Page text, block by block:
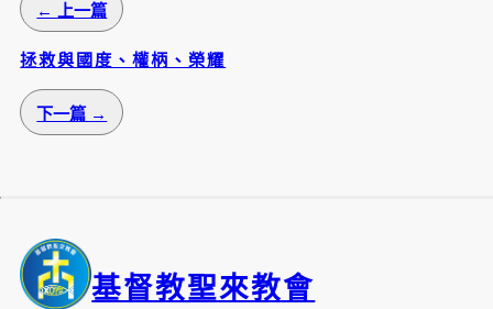
← 上一篇
拯救與國度、權柄、榮耀
下一篇 →
基督教聖來教會